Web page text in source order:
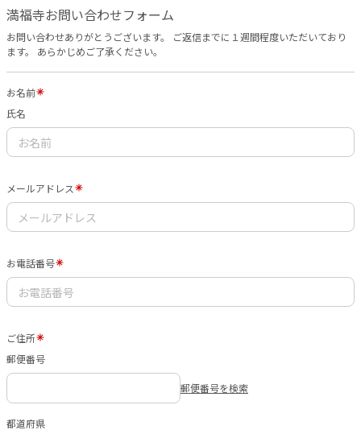
満福寺お問い合わせフォーム
お問い合わせありがとうございます。 ご返信までに１週間程度いただいており
ます。 あらかじめご了承ください。
お名前
氏名
メールアドレス
お電話番号
ご住所
郵便番号
郵便番号を検索
都道府県